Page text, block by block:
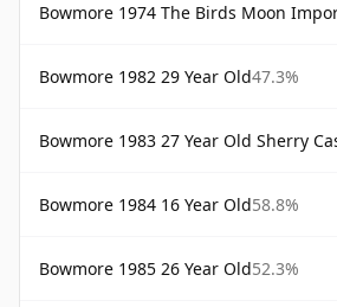
Bowmore 1974 The Birds Moon
Bowmore 1982 29 Year Old47.3%
Bowmore 1983 27 Year Old Sherry
Bowmore 1984 16 Year Old58.8%
Bowmore 1985 26 Year Old52.3%